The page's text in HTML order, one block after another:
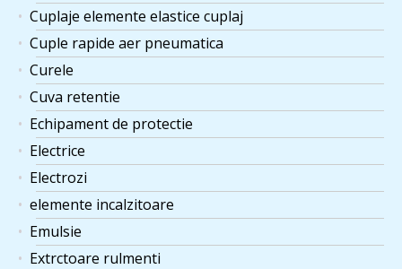
Cuplaje elemente elastice cuplaj
Cuple rapide aer pneumatica
Curele
Cuva retentie
Echipament de protectie
Electrice
Electrozi
elemente incalzitoare
Emulsie
Extrctoare rulmenti